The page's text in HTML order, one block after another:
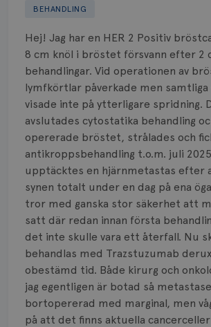
BEHANDLING
Hej! Jag har en HER 2 Positiv
8 cm knöl i bröstet försvann efter 2
behandlingar. Vid operationen av
lymfkörtlar påverkade men samtliga
visade inte på ytterligare spridning.
avslutades cytostatika behandling
opererade bröstet, strålades och
antikroppsbehandling t.o.m. juli
upptäcktes en hjärnmetastas efter
synen totalt under en dag på ena
tror med ganska stor säkerhet att
satt där redan innan första
det inte skulle vara ett återfall. Nu
behandlas med Trazstuzumab
obestämd tid. Både kirurg och
jag egentligen är botad så
bortopererad med marginal, men
på att det finns aktuella
Biverkningar
Bröstvårta
Knöl
Läkemedel
Typ av bröstcancer
Smärta
Prognos
Risker
Spridd bröstcancer
Strålning
Vätska